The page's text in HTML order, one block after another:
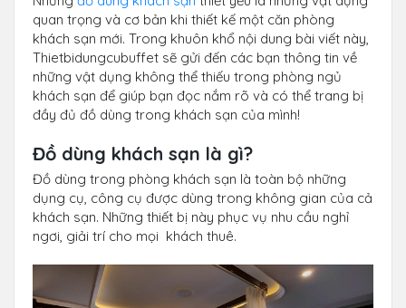
quan trọng và cơ bản khi thiết kế một căn phòng
khách sạn mới. Trong khuôn khổ nội dung bài viết này,
Thietbidungcubuffet sẽ gửi đến các bạn thông tin về
những vật dụng không thể thiếu trong phòng ngủ
khách sạn để giúp bạn đọc nắm rõ và có thể trang bị
đầy đủ đồ dùng trong khách sạn của mình!
Đồ dùng khách sạn là gì?
Đồ dùng trong phòng khách sạn là toàn bộ những
dụng cụ, công cụ được dùng trong không gian của cả
khách sạn. Những thiết bị này phục vụ nhu cầu nghỉ
ngơi, giải trí cho mọi khách thuê.